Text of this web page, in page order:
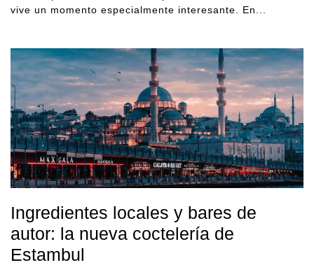
vive un momento especialmente interesante. En...
Ingredientes locales y bares de
autor: la nueva coctelería de
Estambul